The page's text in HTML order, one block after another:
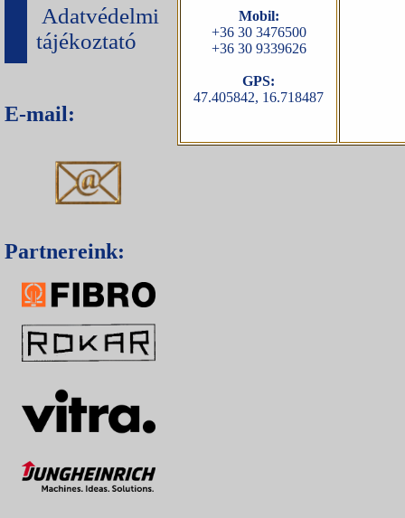
Adatvédelmi
tájékoztató
E-mail:
Partnereink:
Mobil:
+36 30 3476500
+36 30 9339626
GPS:
47.405842, 16.718487